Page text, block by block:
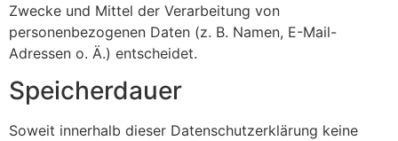
Zwecke und Mittel der Verarbeitung von
personenbezogenen Daten (z. B. Namen, E-Mail-
Adressen o. Ä.) entscheidet.
Speicherdauer
Soweit innerhalb dieser Datenschutzerklärung keine